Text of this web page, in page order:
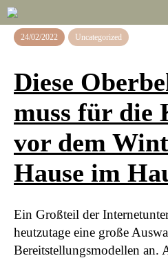
24/02/2022 Uncategorized
Diese
muss für die
vor dem
Hause im
Ein Großteil der
heutzutage eine große
Bereitstellungsmodellen an.